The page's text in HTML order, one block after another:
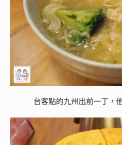
台客點的九州出前一丁，